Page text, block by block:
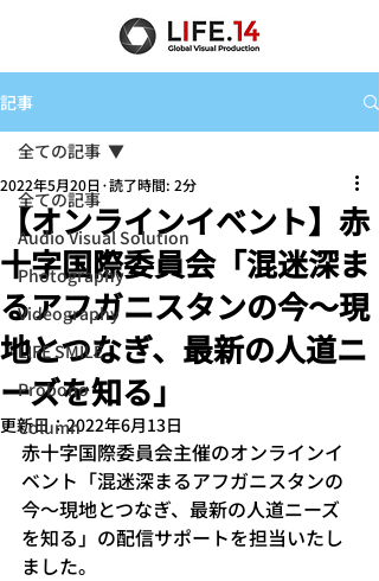
記事
全ての記事
Audio Visual Solution
Photography
Videography
LIFE SMILE
Probono
Column
全ての記事
【オンラインイベント】赤
十字国際委員会「混迷深ま
るアフガニスタンの今～現
地とつなぎ、最新の人道ニ
ーズを知る」
2022年5月20日 読了時間: 2分
更新日：2022年6月13日
赤十字国際委員会主催のオンラインイ
ベント「混迷深まるアフガニスタンの
今～現地とつなぎ、最新の人道ニーズ
を知る」の配信サポートを担当いたし
ました。